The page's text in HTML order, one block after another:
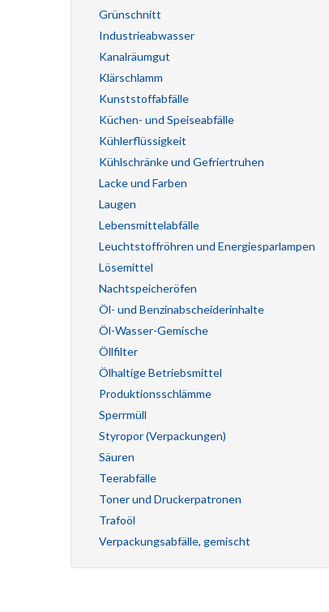
Grünschnitt
Industrieabwasser
Kanalräumgut
Klärschlamm
Kunststoffabfälle
Küchen- und Speiseabfälle
Kühlerflüssigkeit
Kühlschränke und Gefriertruhen
Lacke und Farben
Laugen
Lebensmittelabfälle
Leuchtstoffröhren und Energiesparlampen
Lösemittel
Nachtspeicheröfen
Öl- und Benzinabscheiderinhalte
Öl-Wasser-Gemische
Öllfilter
Ölhaltige Betriebsmittel
Produktionsschlämme
Sperrmüll
Styropor (Verpackungen)
Säuren
Teerabfälle
Toner und Druckerpatronen
Trafoöl
Verpackungsabfälle, gemischt